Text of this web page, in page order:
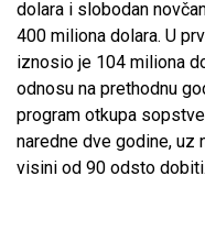
dolara i slobodan
400 miliona dolara. U
iznosio je 104 miliona
odnosu na prethodnu
program otkupa
naredne dve godine,
visini od 90 odsto dobiti.